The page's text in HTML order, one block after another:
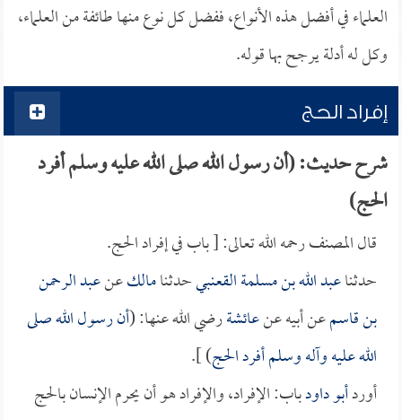
العلماء في أفضل هذه الأنواع، ففضل كل نوع منها طائفة من العلماء،
وكل له أدلة يرجح بها قوله.
إفراد الحج
شرح حديث: (أن رسول الله صلى الله عليه وسلم أفرد
الحج)
قال المصنف رحمه الله تعالى: [ باب في إفراد الحج.
حدثناعبد الله بن مسلمة القعنبيحدثنامالكعنعبد الرحمن
بن قاسمعن أبيه عنعائشةرضي الله عنها: (أن رسول الله صلى
الله عليه وآله وسلم أفرد الحج) ].
أوردأبو داودباب: الإفراد، والإفراد هو أن يحرم الإنسان بالحج